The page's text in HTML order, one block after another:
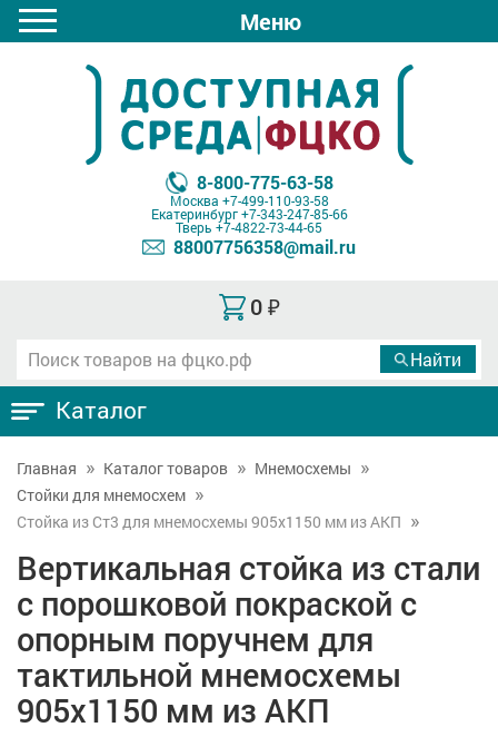
Меню
8-800-775-63-58
Москва +7-499-110-93-58
Екатеринбург+7-343-247-85-66
Тверь +7-4822-73-44-65
88007756358@mail.ru
0 ₽
Каталог
Главная Каталог товаров
Мнемосхемы
Стойки для мнемосхем
Стойка из Ст3 для мнемосхемы 905х1150 мм из АКП
Вертикальная стойка из стали
с порошковой покраской с
опорным поручнем для
тактильной мнемосхемы
905х1150 мм из АКП